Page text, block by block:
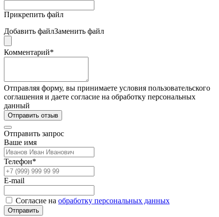
Прикрепить файл
Добавить файлЗаменить файл
Комментарий*
Отправляя форму, вы принимаете условия пользовательского
соглашения и даете согласие на обработку персональных
данный
Отправить отзыв
Отправить запрос
Ваше имя
Телефон*
E-mail
Согласие на обработку персональных данных
Отправить